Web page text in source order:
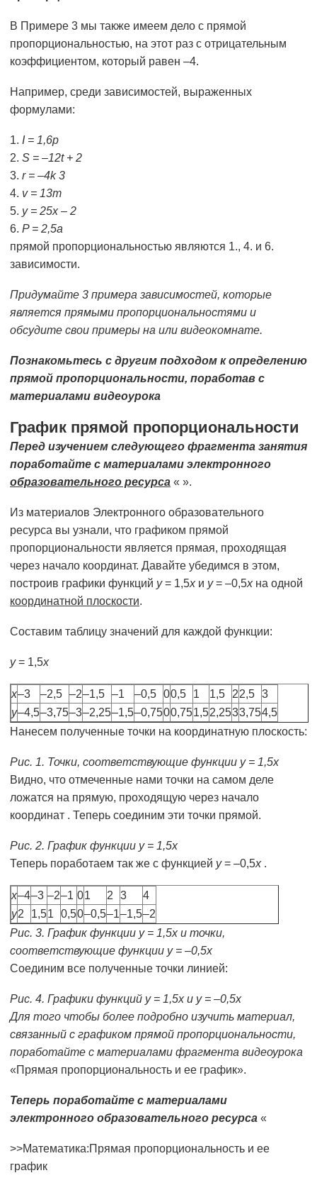
В Примере 3 мы также имеем дело с прямой
пропорциональностью, на этот раз с отрицательным
коэффициентом, который равен –4.
Например, среди зависимостей, выраженных
формулами:
I = 1,6p
S = –12t + 2
r = –4k 3
v = 13m
y = 25x – 2
P = 2,5a
прямой пропорциональностью являются 1., 4. и 6.
зависимости.
Придумайте 3 примера зависимостей, которые
является прямыми пропорциональностями и
обсудите свои примеры на или видеокомнате.
Познакомьтесь с другим подходом к определению
прямой пропорциональности, поработав с
материалами видеоурока
График прямой пропорциональности
Перед изучением следующего фрагмента занятия
поработайте с материалами электронного
образовательного ресурса « ».
Из материалов Электронного образовательного
ресурса вы узнали, что графиком прямой
пропорциональности является прямая, проходящая
через начало координат. Давайте убедимся в этом,
построив графики функций у= 1,5х и у= –0,5х на одной
координатной плоскости.
Составим таблицу значений для каждой функции:
у= 1,5х
х–3 –2,5 –2–1,5 –1 –0,5 00,5 1 1,5 22,5 3
у–4,5–3,75–3–2,25–1,5–0,7500,751,52,2533,754,5
Нанесем полученные точки на координатную плоскость:
Рис. 1. Точки, соответствующие функции у = 1,5х
Видно, что отмеченные нами точки на самом деле
ложатся на прямую, проходящую через начало
координат . Теперь соединим эти точки прямой.
Рис. 2. График функции у = 1,5х
Теперь поработаем так же с функцией у= –0,5х .
х–4–3 –2–1 01 2 3
4
у2 1,51 0,50–0,5–1–1,5–2
Рис. 3. График функции у = 1,5х и точки,
соответствующие функции у = –0,5х
Соединим все полученные точки линией:
Рис. 4. Графики функций у = 1,5х и у = –0,5х
Для того чтобы более подробно изучить материал,
связанный с графиком прямой пропорциональности,
поработайте с материалами фрагмента видеоурока
«Прямая пропорциональность и ее график».
Теперь поработайте с материалами
электронного образовательного ресурса «
>>Математика:Прямая пропорциональность и ее
график